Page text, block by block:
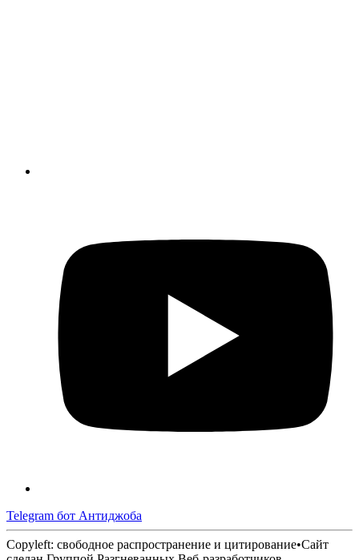
Telegram бот Антиджоба
Copyleft: свободное распространение и цитирование•Сайт